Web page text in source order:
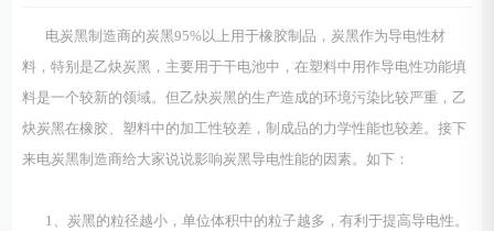
电炭黑制造商的炭黑95%以上用于橡胶制品，炭黑作为导电性材
料，特别是乙炔炭黑，主要用于干电池中，在塑料中用作导电性功能填
料是一个较新的领域。但乙炔炭黑的生产造成的环境污染比较严重，乙
炔炭黑在橡胶、塑料中的加工性较差，制成品的力学性能也较差。接下
来电炭黑制造商给大家说说影响炭黑导电性能的因素。如下：
1、炭黑的粒径越小，单位体积中的粒子越多，有利于提高导电性。